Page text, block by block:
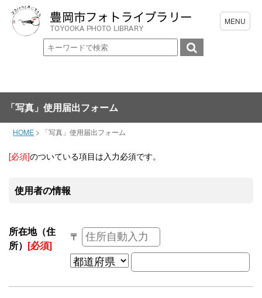
「写真」使用届出フォーム
HOME > 「写真」使用届出フォーム
[必須]のついている項目は入力必須です。
使用者の情報
所在地（住
所） [必須]
〒